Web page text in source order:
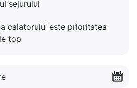
sejurului
calatorului este prioritatea
top